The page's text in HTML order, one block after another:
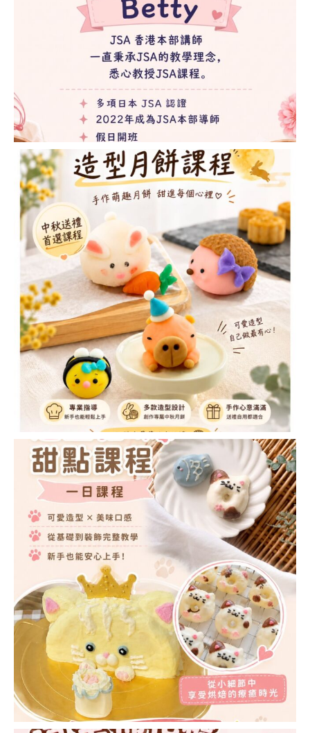
朱古力藝術講師證書
造型蒸饅頭藝術講師
證書課程 (DECO
豆蓉裱花&豆蓉手作
講師證書課程 (BEAN
PASTE FLOWER &
CRAFT INSTRUCTOR
COURSE)
啫喱藝術講師證書課
程 (JELLY ART
INSTRUCTOR
COURSE)
MACARON藝術講師
證書課程
(MACARON ART
INSTRUCTOR
COURSE)
造型蛋糕 相關課程
造型戚風蛋糕講師證
書課程 (CHIFFON
CAKE)
造型慕斯蛋糕講師證
書課程 (MOUSSE
CAKE ART
INSTRUCTOR
COURSE)
鮮忌廉藝術造型蛋糕
講師證書課程
(WHIPPED CREAM
CAKE INSTRUCTOR
派對裝飾蛋糕講師證
書課程 (PARTY
DECORATION CAKE
INSTRUCTOR
COURSE)
裱花蛋糕講師證書課
程 (FLOWER CAKE
INSTRUCTOR
COURSE)